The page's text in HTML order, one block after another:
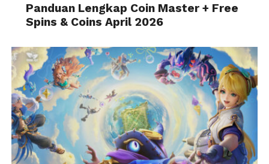
Panduan Lengkap Coin Master + Free
Spins & Coins April 2026